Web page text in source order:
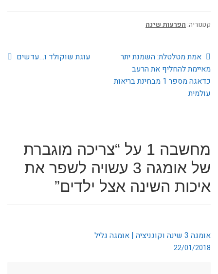
קטגוריה: הפרעות שינה
ניווט
הפוסט
הקודם:
אמת מטלטלת: השמנת יתר
מאיימת להחליף את הרעב
כדאגה מספר 1 מבחינת בריאות
עולמית
הפוסט
עוגת שוקולד ו…עדשים
מחשבה 1 על “
צריכה מוגברת
של אומגה 3 עשויה לשפר את
איכות השינה אצל ילדים”
אומגה 3 שינה וקוגניציה | אומגה גליל
22/01/2018